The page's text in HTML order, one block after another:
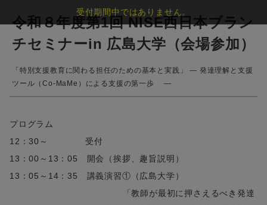
令和８年度第1回 NISE西日本ブラン
チセミナーin 広島大学（会場参加）
「特別支援教育に関わる担任のための基本と実践」 ― 発達理解と支援
ツール（Co-MaMe）による支援の第一歩 ―
プログラム
12：30～ 受付
13：00～13：05 開会（挨拶、趣旨説明）
13：05～14：35 講義演習①（広島大学）
「教師が最初に押さえるべき発達
受付期間中ではありません。